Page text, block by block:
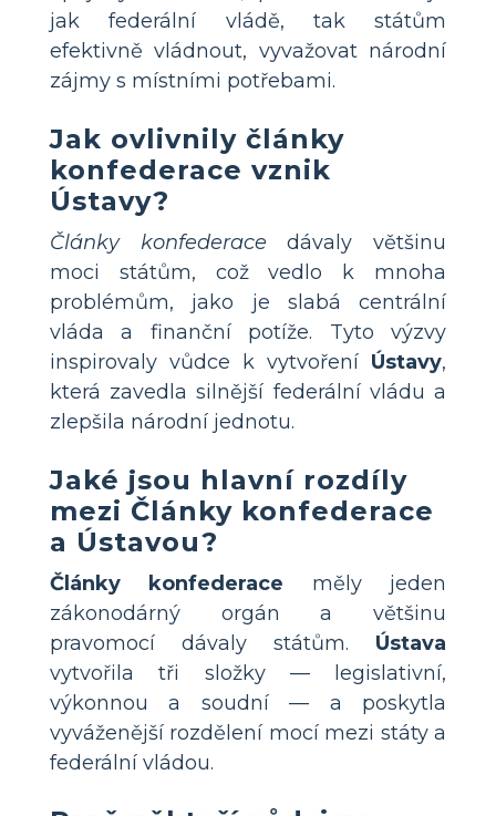
jak federální vládě, tak státům
efektivně vládnout, vyvažovat národní
zájmy s místními potřebami.
Jak ovlivnily články
konfederace vznik
Ústavy?
Články konfederace dávaly většinu
moci státům, což vedlo k mnoha
problémům, jako je slabá centrální
vláda a finanční potíže. Tyto výzvy
inspirovaly vůdce k vytvoření Ústavy,
která zavedla silnější federální vládu a
zlepšila národní jednotu.
Jaké jsou hlavní rozdíly
mezi Články konfederace
a Ústavou?
Články konfederace měly jeden
zákonodárný orgán a většinu
pravomocí dávaly státům. Ústava
vytvořila tři složky — legislativní,
výkonnou a soudní — a poskytla
vyváženější rozdělení mocí mezi státy a
federální vládou.